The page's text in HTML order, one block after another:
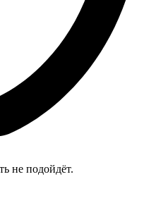
не подойдёт.